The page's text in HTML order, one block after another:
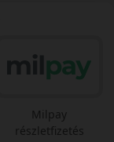
Milpay
részletfizetés